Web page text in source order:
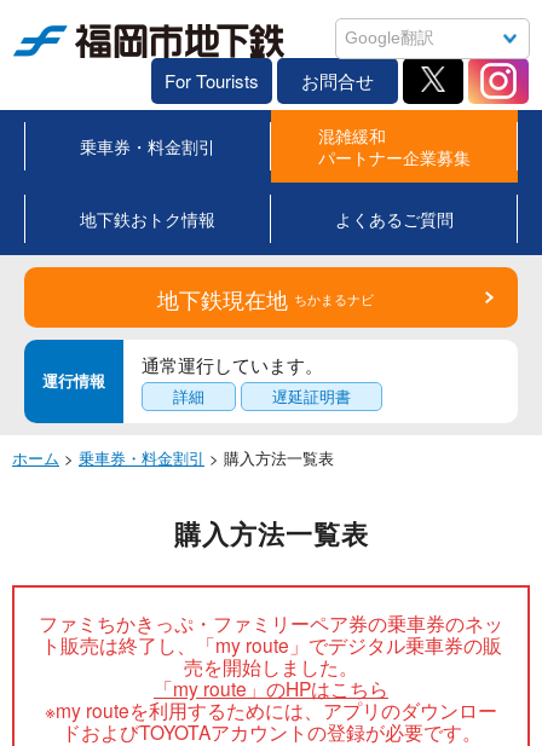
For Tourists お問合せ
乗車券・料金割引
混雑緩和
パートナー企業募集
地下鉄おトク情報 よくあるご質問
地下鉄現在地 ちかまるナビ
運行情報
通常運行しています。
詳細 遅延証明書
ホーム > 乗車券・料金割引 > 購入方法一覧表
購入方法一覧表
ファミちかきっぷ・ファミリーペア券の乗車券のネッ
ト販売は終了し、「my route」でデジタル乗車券の販
売を開始しました。
「my route」のHPはこちら
※my routeを利用するためには、アプリのダウンロー
ドおよびTOYOTAアカウントの登録が必要です。